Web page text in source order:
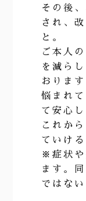
その後
され、
と。
ご本人
を減ら
おります
悩まれ
て安心
これか
ていけ
※症状や
ます。
ではな